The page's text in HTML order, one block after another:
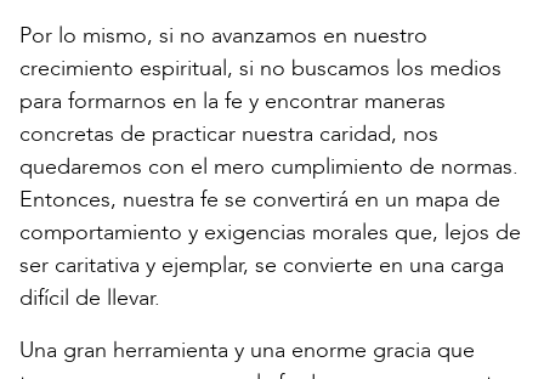
Por lo mismo, si no avanzamos en nuestro
crecimiento espiritual, si no buscamos los medios
para formarnos en la fe y encontrar maneras
concretas de practicar nuestra caridad, nos
quedaremos con el mero cumplimiento de normas.
Entonces, nuestra fe se convertirá en un mapa de
comportamiento y exigencias morales que, lejos de
ser caritativa y ejemplar, se convierte en una carga
difícil de llevar.
Una gran herramienta y una enorme gracia que